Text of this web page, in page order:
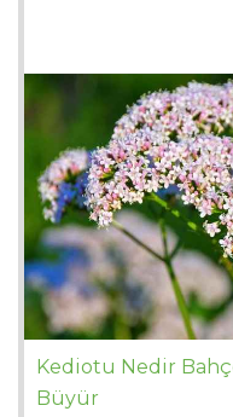
Kediotu Nedir
Büyür